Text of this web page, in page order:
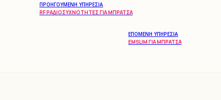
ΠΡΟΗΓΟΎΜΕΝΗ ΥΠΗΡΕΣΊΑ
RF ΡΑΔΙΟΣΥΧΝΌΤΗΤΕΣ ΓΙΑ ΜΠΡΆΤΣΑ
ΕΠΌΜΕΝΗ ΥΠΗΡΕΣΊΑ
EMSLIM ΓΙΑ ΜΠΡΆΤΣΑ